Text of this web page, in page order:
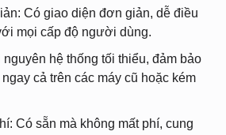
Có giao diện đơn giản, dễ điều
mọi cấp độ người dùng.
nguyên hệ thống tối thiểu, đảm bảo
cả trên các máy cũ hoặc kém
Có sẵn mà không mất phí, cung